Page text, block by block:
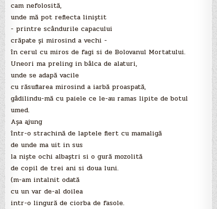
cam nefolosită,
unde mă pot reflecta liniştit
- printre scândurile capacului
crăpate şi mirosind a vechi -
în cerul cu miros de fagi si de Bolovanul Mortatului.
Uneori ma preling in bâlca de alaturi,
unde se adapă vacile
cu răsuflarea mirosind a iarbă proaspată,
gâdilindu-mă cu paiele ce le-au ramas lipite de botul
umed.
Aşa ajung
într-o strachină de laptele fiert cu mamaligă
de unde ma uit in sus
la nişte ochi albaştri si o gură mozolită
de copil de trei ani si doua luni.
(m-am intalnit odată
cu un var de-al doilea
intr-o lingură de ciorba de fasole.